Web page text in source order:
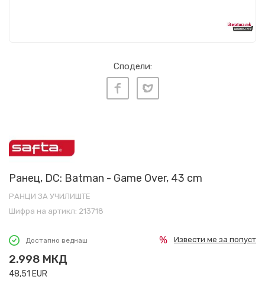
Сподели:
Ранец, DC: Batman - Game Over, 43 cm
РАНЦИ ЗА УЧИЛИШТЕ
Шифра на артикл: 213718
Достапно веднаш
2.998 МКД
48,51 EUR
Извести ме за попуст